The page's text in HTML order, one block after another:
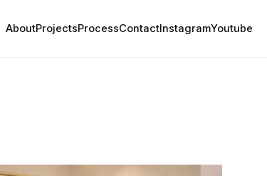
AboutProjectsProcessContactInstagramYoutube